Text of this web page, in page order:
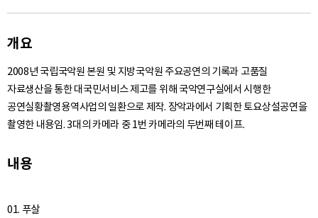
개요
2008년 국립국악원 본원 및 지방국악원 주요공연의 기록과 고품질
자료생산을 통한 대국민서비스 제고를 위해 국악연구실에서 시행한
공연실황촬영용역사업의 일환으로 제작. 장악과에서 기획한 토요상설공연을
촬영한 내용임. 3대의 카메라 중 1번 카메라의 두번째 테이프.
내용
01. 푸살